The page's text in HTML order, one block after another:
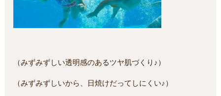
（みずみずしい透明感のあるツヤ肌づくり♪）
（みずみずしいから、日焼けだってしにくい♪）